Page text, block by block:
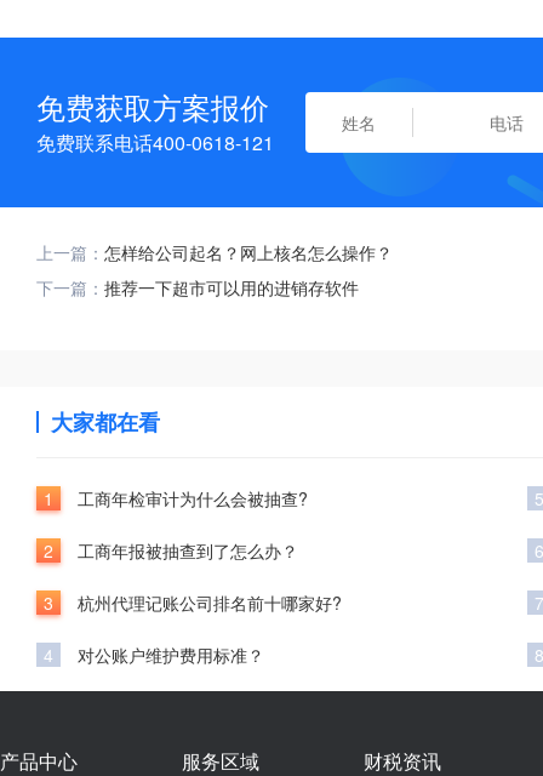
免费获取方案报价
免费联系电话400-0618-121
上一篇： 怎样给公司起名？网上核名怎么操作？
下一篇： 推荐一下超市可以用的进销存软件
大家都在看
1 工商年检审计为什么会被抽查?
2 工商年报被抽查到了怎么办？
3 杭州代理记账公司排名前十哪家好?
4 对公账户维护费用标准？
5
6
7
8
产品中心 服务区域 财税资讯